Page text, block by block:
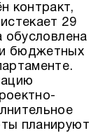
контракт,
29
обусловлена
бюджетных
планируют